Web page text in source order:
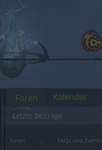
Foren ... FAQs und Events
Foren
Letzte Beiträge
Kalender